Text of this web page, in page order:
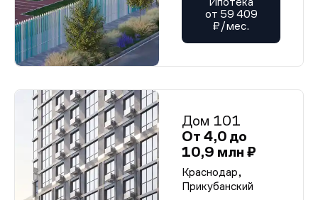
от 59 409
₽/мес.
Дом 101
От 4,0 до
10,9 млн ₽
Краснодар,
Прикубанский